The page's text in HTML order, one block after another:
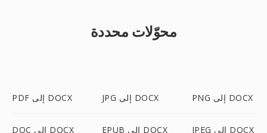
محوّلات محددة
PDF إلى DOCX JPG إلى DOCX PNG إلى DOCX
DOC إلى DOCX EPUB إلى DOCX JPEG إلى DOCX